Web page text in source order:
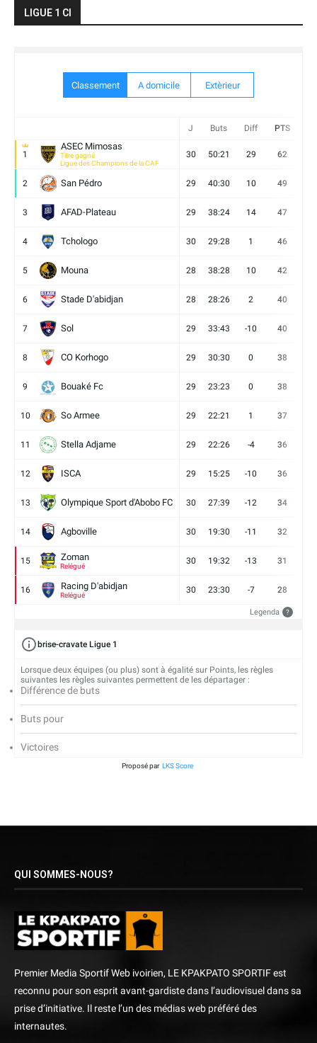
LIGUE 1 CI
Classement A domicile Extèrieur
J Buts Diff PTS
1
ASEC Mimosas
Titre gagné
Ligue des Champions de la CAF
30 50:21 29 62
2 San Pédro 29 40:30 10 49
3 AFAD-Plateau 29 38:24 14 47
4 Tchologo 30 29:28 1 46
5 Mouna 28 38:28 10 42
6 Stade D'abidjan 28 28:26 2 40
7 Sol 29 33:43 -10 40
8 CO Korhogo 29 30:30 0 38
9 Bouaké Fc 29 23:23 0 38
10 So Armee 29 22:21 1 37
11 Stella Adjame 29 22:26 -4 36
12 ISCA 29 15:25 -10 36
13 Olympique Sport d'Abobo FC 30 27:39 -12 34
14 Agboville 30 19:30 -11 32
15 Zoman
Relégué
30 19:32 -13 31
16 Racing D'abidjan
Relégué
30 23:30 -7 28
Legenda ?
brise-cravate Ligue 1
Lorsque deux équipes (ou plus) sont à égalité sur Points, les règles
suivantes les règles suivantes permettent de les départager :
Différence de buts
Buts pour
Victoires
Proposé par LKS Score
QUI SOMMES-NOUS?
Premier Media Sportif Web ivoirien, LE KPAKPATO SPORTIF est
reconnu pour son esprit avant-gardiste dans l’audiovisuel dans sa
prise d’initiative. Il reste l’un des médias web préféré des
internautes.